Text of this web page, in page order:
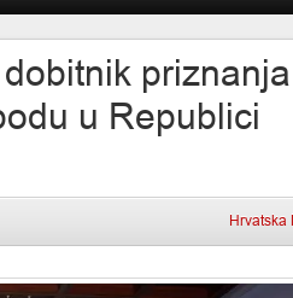
priznanja
u Republici
Hrvatska